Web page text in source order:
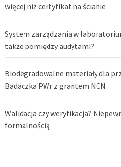
więcej niż certyfikat na ścianie
System zarządzania w
także pomiędzy audytami?
Biodegradowalne materiały dla
Badaczka PWr z grantem NCN
Walidacja czy weryfikacja?
formalnością